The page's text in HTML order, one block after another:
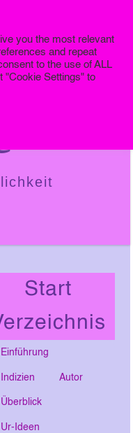
Start
Einführung
Indizien Autor
Überblick
Ur-Ideen
you the most relevant
and repeat
to the use of ALL
"Cookie Settings" to